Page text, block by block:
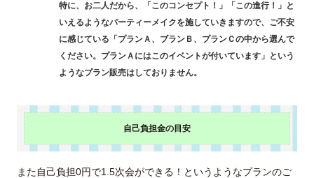
特に、お二人だから、「このコンセプト！」「この進行！」と
いえるようなパーティーメイクを施していきますので、ご不安
に感じている「プランＡ、ブランＢ、プランＣの中から選んで
ください。プランＡにはこのイベントが付いています」という
ようなプラン販売はしておりません。
自己負担金の目安
また自己負担0円で1.5次会ができる！というようなプランのご